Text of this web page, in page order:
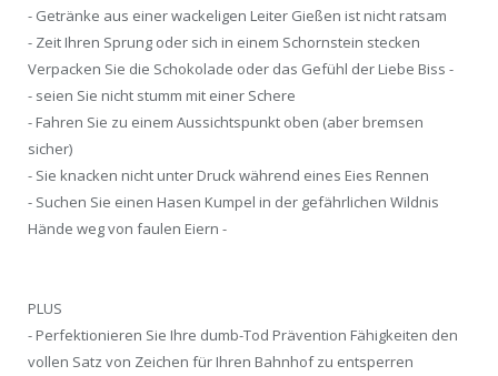
- Getränke aus einer wackeligen Leiter Gießen ist nicht ratsam
- Zeit Ihren Sprung oder sich in einem Schornstein stecken
Verpacken Sie die Schokolade oder das Gefühl der Liebe Biss -
- seien Sie nicht stumm mit einer Schere
- Fahren Sie zu einem Aussichtspunkt oben (aber bremsen
sicher)
- Sie knacken nicht unter Druck während eines Eies Rennen
- Suchen Sie einen Hasen Kumpel in der gefährlichen Wildnis
Hände weg von faulen Eiern -
PLUS
- Perfektionieren Sie Ihre dumb-Tod Prävention Fähigkeiten den
vollen Satz von Zeichen für Ihren Bahnhof zu entsperren